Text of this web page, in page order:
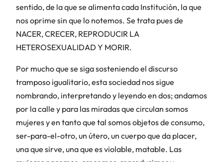
sentido, de la que se alimenta cada Institución, la que
nos oprime sin que lo notemos. Se trata pues de
NACER, CRECER, REPRODUCIR LA
HETEROSEXUALIDAD Y MORIR.
Por mucho que se siga sosteniendo el discurso
tramposo igualitario, esta sociedad nos sigue
nombrando, interpretando y leyendo en dos; andamos
por la calle y para las miradas que circulan somos
mujeres y en tanto que tal somos objetos de consumo,
ser-para-el-otro, un útero, un cuerpo que da placer,
una que sirve, una que es violable, matable. Las